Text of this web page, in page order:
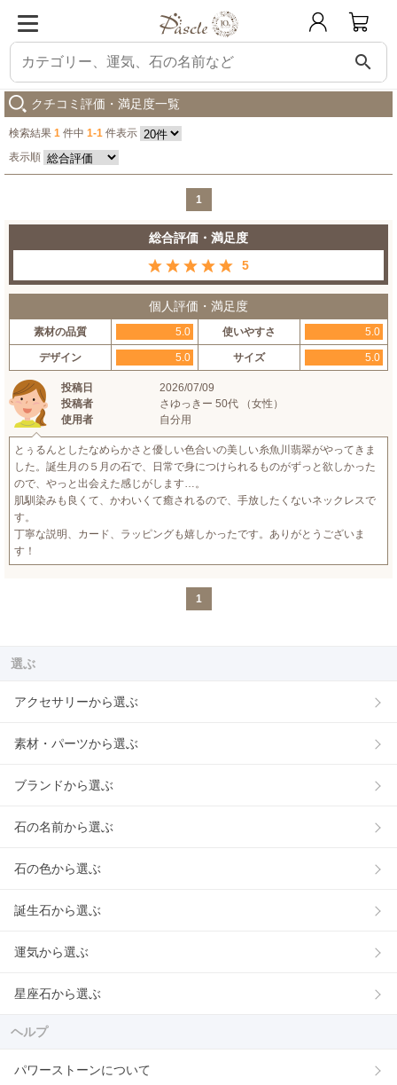
search
パスクル 糸魚川翡翠 ペンダント 購入した人の感想
クチコミ評価・満足度一覧
検索結果 1 件中 1-1 件表示
表示順
1
総合評価・満足度
5
個人評価・満足度
素材の品質 5.0 使いやすさ 5.0
デザイン 5.0 サイズ 5.0
投稿日
2026/07/09
投稿者
さゆっきー 50代 （女性）
使用者
自分用
とぅるんとしたなめらかさと優しい色合いの美しい糸魚川翡翠がやってきま
した。誕生月の５月の石で、日常で身につけられるものがずっと欲しかった
ので、やっと出会えた感じがします…。
肌馴染みも良くて、かわいくて癒されるので、手放したくないネックレスで
す。
丁寧な説明、カード、ラッピングも嬉しかったです。ありがとうございま
す！
1
選ぶ
アクセサリーから選ぶ
素材・パーツから選ぶ
ブランドから選ぶ
石の名前から選ぶ
石の色から選ぶ
誕生石から選ぶ
運気から選ぶ
星座石から選ぶ
ヘルプ
パワーストーンについて